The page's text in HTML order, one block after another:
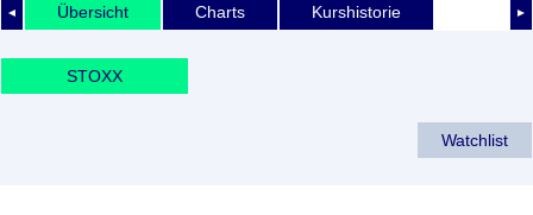
◄ ►
Übersicht Charts Kurshistorie
STOXX
Watchlist